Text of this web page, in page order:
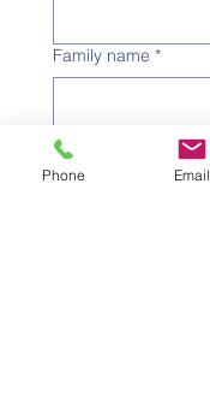
Family name *
Telephone number *
Phone Email